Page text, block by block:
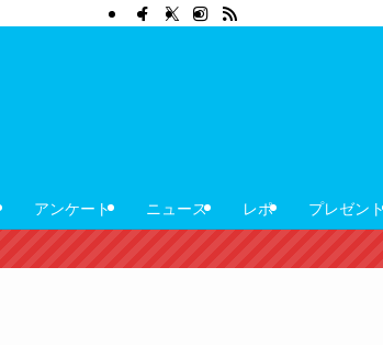
アンケート ニュース レポ プレゼン